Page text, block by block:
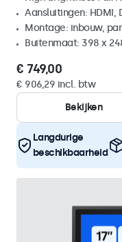
Aansluitingen: HDMI,
Montage: inbouw,
Buitenmaat: 398 x
€ 749,00
€ 906,29 incl. btw
Bekijken
Langdurige
beschikbaarheid